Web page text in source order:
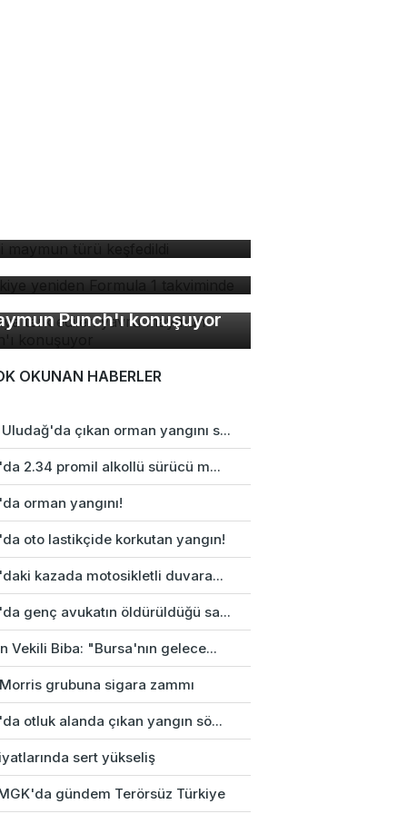
yeniden Formula 1
terk edilen yavru
Punch'ı konuşuyor
OKUNAN HABERLER
çıkan orman yangını s...
2.34 promil alkollü sürücü m...
orman yangını!
oto lastikçide korkutan yangın!
kazada motosikletli duvara...
genç avukatın öldürüldüğü sa...
Vekili Biba: "Bursa'nın gelece...
grubuna sigara zammı
otluk alanda çıkan yangın sö...
sert yükseliş
gündem Terörsüz Türkiye